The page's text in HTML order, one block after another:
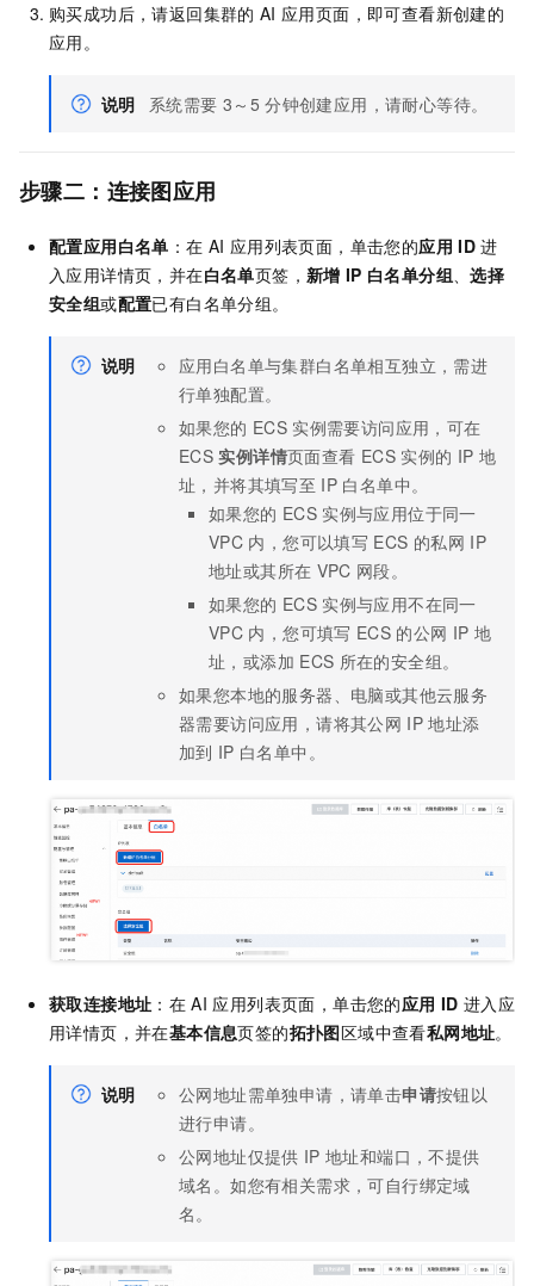
购买成功后，请返回集群的 AI 应用页面，即可查看新创建的
应用。
说明 系统需要 3～5 分钟创建应用，请耐心等待。
步骤二 ：连接图应用
配置应用白名单 ：在 AI 应用列表页面，单击您的应用 ID 进
入应用详情页，并在白名单页签， 新增 IP 白名单分组 、选择
安全组或配置已有白名单分组。
说明
应用白名单与集群白名单相互独立，需进
行单独配置。
如果您的 ECS 实例需要访问应用，可在
ECS 实例详情页面查看 ECS 实例的 IP 地
址，并将其填写至 IP 白名单中。
如果您的 ECS 实例与应用位于同一
VPC 内，您可以填写 ECS 的私网 IP
地址或其所在 VPC 网段。
如果您的 ECS 实例与应用不在同一
VPC 内，您可填写 ECS 的公网 IP 地
址，或添加 ECS 所在的安全组。
如果您本地的服务器、电脑或其他云服务
器需要访问应用，请将其公网 IP 地址添
加到 IP 白名单中。
获取连接地址 ：在 AI 应用列表页面，单击您的应用 ID 进入应
用详情页，并在基本信息页签的拓扑图区域中查看私网地址。
说明 公网地址需单独申请，请单击申请按钮以
进行申请。
公网地址仅提供 IP 地址和端口，不提供
域名。如您有相关需求，可自行绑定域
名。